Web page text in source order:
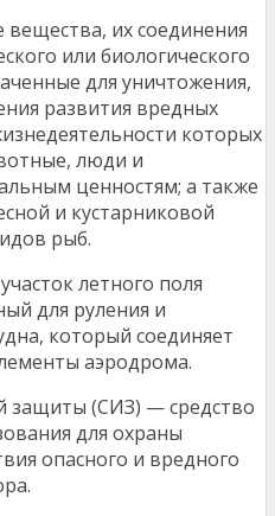
их соединения
или биологического
для уничтожения,
развития вредных
которых
люди и
ценностям; а также
и кустарниковой
рыб.
летного поля
для руления и
который соединяет
аэродрома.
защиты (СИЗ) — средство
для охраны
опасного и вредного